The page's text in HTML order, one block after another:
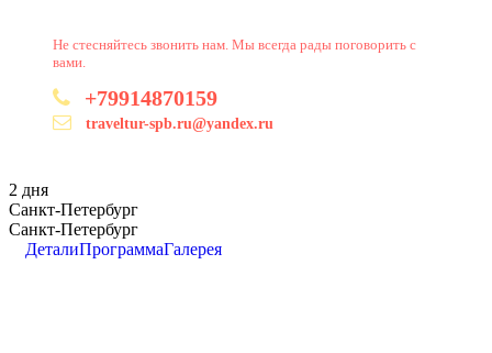
Не стесняйтесь звонить нам. Мы всегда рады поговорить с
вами.
+79914870159
traveltur-spb.ru@yandex.ru
2 дня
Санкт-Петербург
Санкт-Петербург
ДеталиПрограммаГалерея